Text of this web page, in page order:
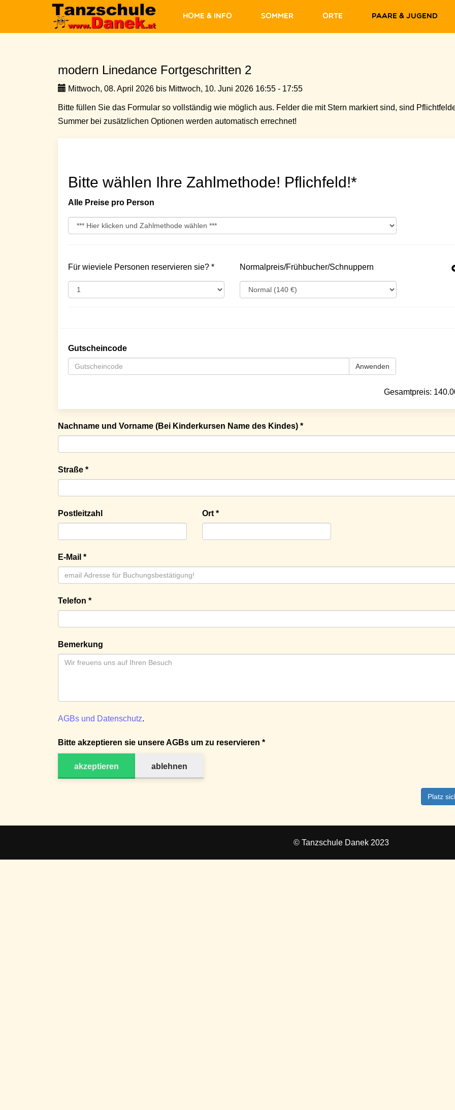
Home & Info Sommer Orte Paare & Jugend
modern Linedance Fortgeschritten 2
Mittwoch, 08. April 2026 bis Mittwoch, 10. Juni 2026 16:55 - 17:55
Bitte füllen Sie das Formular so vollständig wie möglich aus. Felder die mit Stern markiert sind, sind
Summer bei zusätzlichen Optionen werden automatisch errechnet!
Bitte wählen Ihre Zahlmethode! Pflichfeld!*
Alle Preise pro Person
Für wieviele Personen reservieren sie? * Normalpreis/Frühbucher/Schnuppern
Gutscheincode
Anwenden
Gesamtpreis:
Nachname und Vorname (Bei Kinderkursen Name des Kindes) *
Straße *
Postleitzahl Ort *
E-Mail *
Telefon *
Bemerkung
AGBs und Datenschutz.
Bitte akzeptieren sie unsere AGBs um zu reservieren *
akzeptieren ablehnen
Platz
© Tanzschule Danek 2023